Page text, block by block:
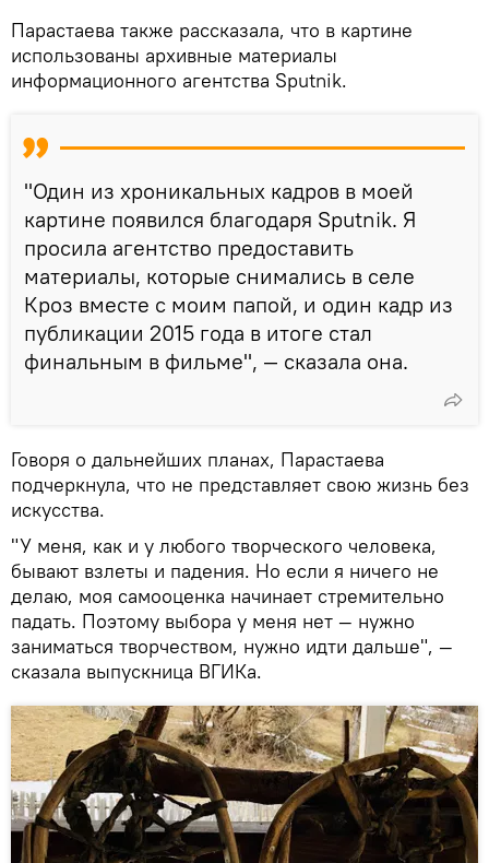
Парастаева также рассказала, что в картине
использованы архивные материалы
информационного агентства Sputnik.
"Один из хроникальных кадров в моей
картине появился благодаря Sputnik. Я
просила агентство предоставить
материалы, которые снимались в селе
Кроз вместе с моим папой, и один кадр из
публикации 2015 года в итоге стал
финальным в фильме", — сказала она.
Говоря о дальнейших планах, Парастаева
подчеркнула, что не представляет свою жизнь без
искусства.
"У меня, как и у любого творческого человека,
бывают взлеты и падения. Но если я ничего не
делаю, моя самооценка начинает стремительно
падать. Поэтому выбора у меня нет — нужно
заниматься творчеством, нужно идти дальше", —
сказала выпускница ВГИКа.